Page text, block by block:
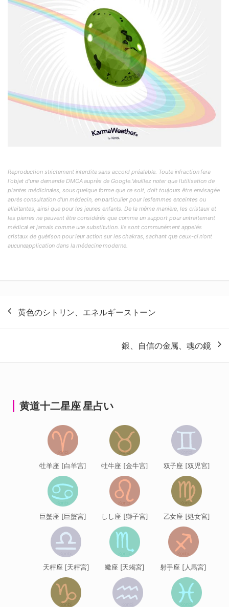
Reproduction strictement interdite sans accord préalable. Toute infraction fera
l'objet d'une demande DMCA auprès de Google.Veuillez noter que l'utilisation de
plantes médicinales, sous quelque forme que ce soit, doit toujours être envisagée
après consultation d'un médecin, en particulier pour lesfemmes enceintes ou
allaitantes, ainsi que pour les jeunes enfants. De la même manière, les cristaux et
les pierres ne peuvent être considérés que comme un support pour untraitement
médical et jamais comme une substitution. Ils sont communément appelés
cristaux de guérison pour leur action sur les chakras, sachant que ceux-ci n'ont
aucuneapplication dans la médecine moderne.
稿
ナ
ゲ
黄色のシトリン、エネルギーストーン
銀、自信の金属、魂の鏡
黄道十二星座 星占い
牡羊座 [白羊宮] 牡牛座 [金牛宮] 双子座 [双児宮]
巨蟹座 [巨蟹宮] しし座 [獅子宮] 乙女座 [処女宮]
天秤座 [天秤宮] 蠍座 [天蝎宮] 射手座 [人馬宮]